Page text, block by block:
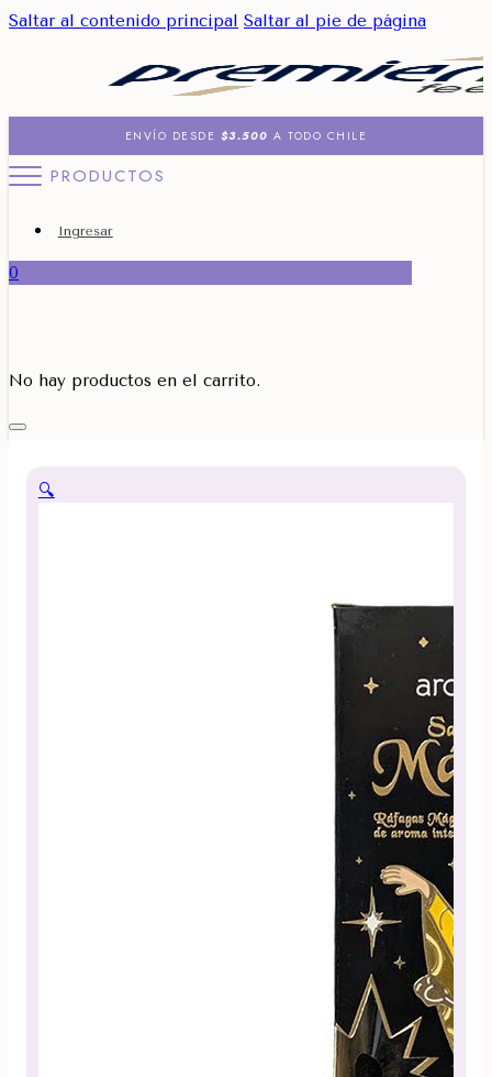
Saltar al contenido principal Saltar al pie de página
ENVÍO DESDE $3.500 A TODO CHILE
PRODUCTOS
Ingresar
0
No hay productos en el carrito.
🔍